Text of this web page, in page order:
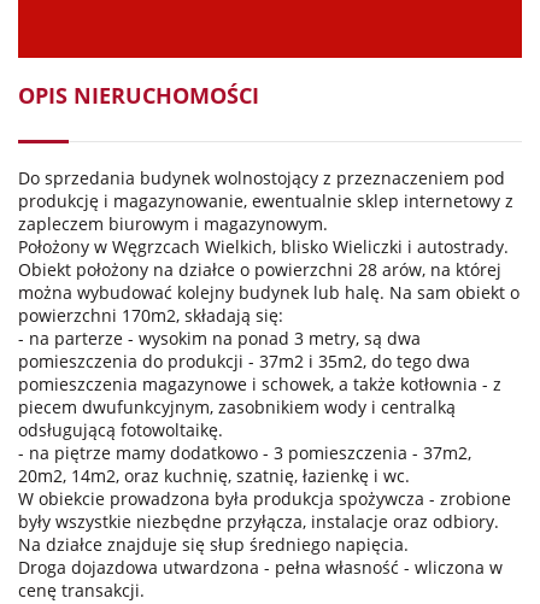
OPIS NIERUCHOMOŚCI
Do sprzedania budynek wolnostojący z przeznaczeniem pod
produkcję i magazynowanie, ewentualnie sklep internetowy z
zapleczem biurowym i magazynowym.
Położony w Węgrzcach Wielkich, blisko Wieliczki i autostrady.
Obiekt położony na działce o powierzchni 28 arów, na której
można wybudować kolejny budynek lub halę. Na sam obiekt o
powierzchni 170m2, składają się:
- na parterze - wysokim na ponad 3 metry, są dwa
pomieszczenia do produkcji - 37m2 i 35m2, do tego dwa
pomieszczenia magazynowe i schowek, a także kotłownia - z
piecem dwufunkcyjnym, zasobnikiem wody i centralką
odsługującą fotowoltaikę.
- na piętrze mamy dodatkowo - 3 pomieszczenia - 37m2,
20m2, 14m2, oraz kuchnię, szatnię, łazienkę i wc.
W obiekcie prowadzona była produkcja spożywcza - zrobione
były wszystkie niezbędne przyłącza, instalacje oraz odbiory.
Na działce znajduje się słup średniego napięcia.
Droga dojazdowa utwardzona - pełna własność - wliczona w
cenę transakcji.